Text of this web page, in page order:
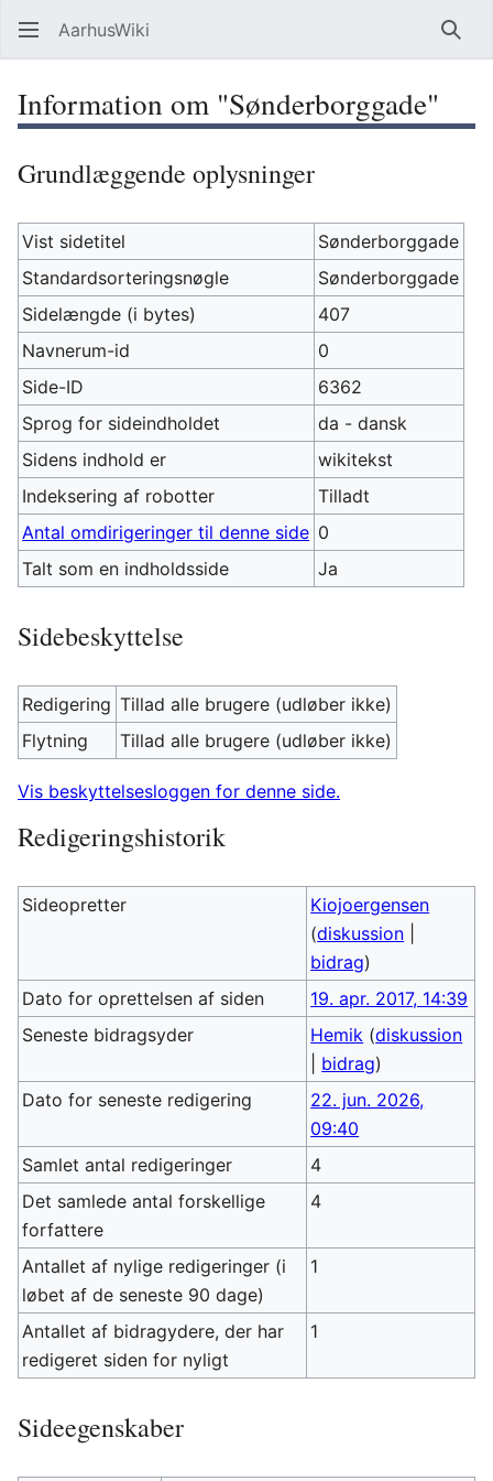
AarhusWiki Søg
Information om "Sønderborggade"
Grundlæggende oplysninger
Vist sidetitel
Sønderborggade
Standardsorteringsnøgle
Sønderborggade
Sidelængde (i bytes)
407
Navnerum-id
0
Side-ID
6362
Sprog for sideindholdet
da - dansk
Sidens indhold er
wikitekst
Indeksering af robotter
Tilladt
Antal omdirigeringer til denne side 0
Talt som en indholdsside
Ja
Sidebeskyttelse
Redigering Tillad alle brugere (udløber ikke)
Flytning
Tillad alle brugere (udløber ikke)
Vis beskyttelsesloggen for denne side.
Redigeringshistorik
Sideopretter
Kiojoergensen
(diskussion
bidrag)
Dato for oprettelsen af siden
19. apr. 2017, 14:39
Seneste bidragsyder
Hemik (diskussion
bidrag)
Dato for seneste redigering
22. jun. 2026,
09:40
Samlet antal redigeringer
4
Det samlede antal forskellige
forfattere
4
Antallet af nylige redigeringer (i
løbet af de seneste 90 dage)
1
Antallet af bidragydere, der har
redigeret siden for nyligt
1
Sideegenskaber